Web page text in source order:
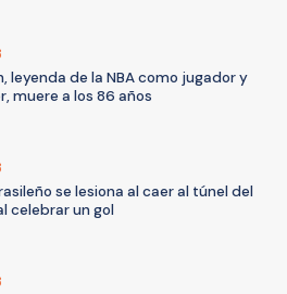
leyenda de la NBA como jugador y
muere a los 86 años
se lesiona al caer al túnel del
celebrar un gol